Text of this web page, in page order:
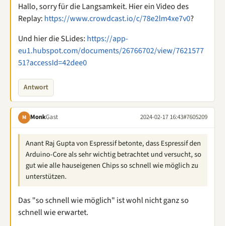
Hallo, sorry für die Langsamkeit. Hier ein Video des
Replay: https://www.crowdcast.io/c/78e2lm4xe7v0?
Und hier die SLides: https://app-
eu1.hubspot.com/documents/26766702/view/7621577
51?accessId=42dee0
Antwort
M MonkGast 2024-02-17 16:43#7605209
Anant Raj Gupta von Espressif betonte, dass Espressif den
Arduino-Core als sehr wichtig betrachtet und versucht, so
gut wie alle hauseigenen Chips so schnell wie möglich zu
unterstützen.
Das "so schnell wie möglich" ist wohl nicht ganz so
schnell wie erwartet.